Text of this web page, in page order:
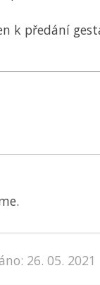
k předání
26. 05. 2021